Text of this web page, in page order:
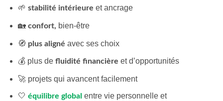
🌱 stabilité intérieure et ancrage
🏡 confort, bien-être
🧭 plus aligné avec ses choix
💰 plus defluidité financière et d’opportunités
🚀 projets qui avancent facilement
🤍 équilibre global entre vie personnelle et